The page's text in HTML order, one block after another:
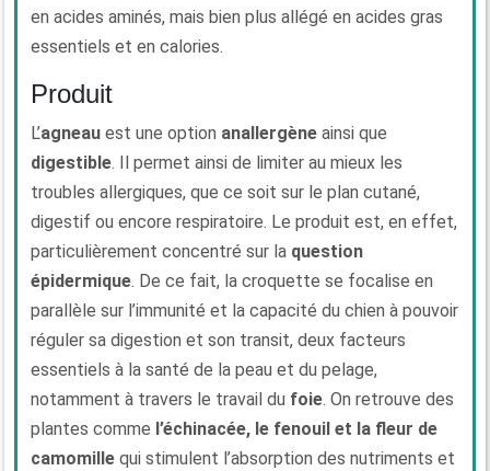
en acides aminés, mais bien plus allégé en acides gras
essentiels et en calories.
Produit
L’agneau est une option anallergène ainsi que
digestible. Il permet ainsi de limiter au mieux les
troubles allergiques, que ce soit sur le plan cutané,
digestif ou encore respiratoire. Le produit est, en effet,
particulièrement concentré sur la question
épidermique. De ce fait, la croquette se focalise en
parallèle sur l’immunité et la capacité du chien à pouvoir
réguler sa digestion et son transit, deux facteurs
essentiels à la santé de la peau et du pelage,
notamment à travers le travail du foie. On retrouve des
plantes comme l’échinacée, le fenouil et la fleur de
camomille qui stimulent l’absorption des nutriments et